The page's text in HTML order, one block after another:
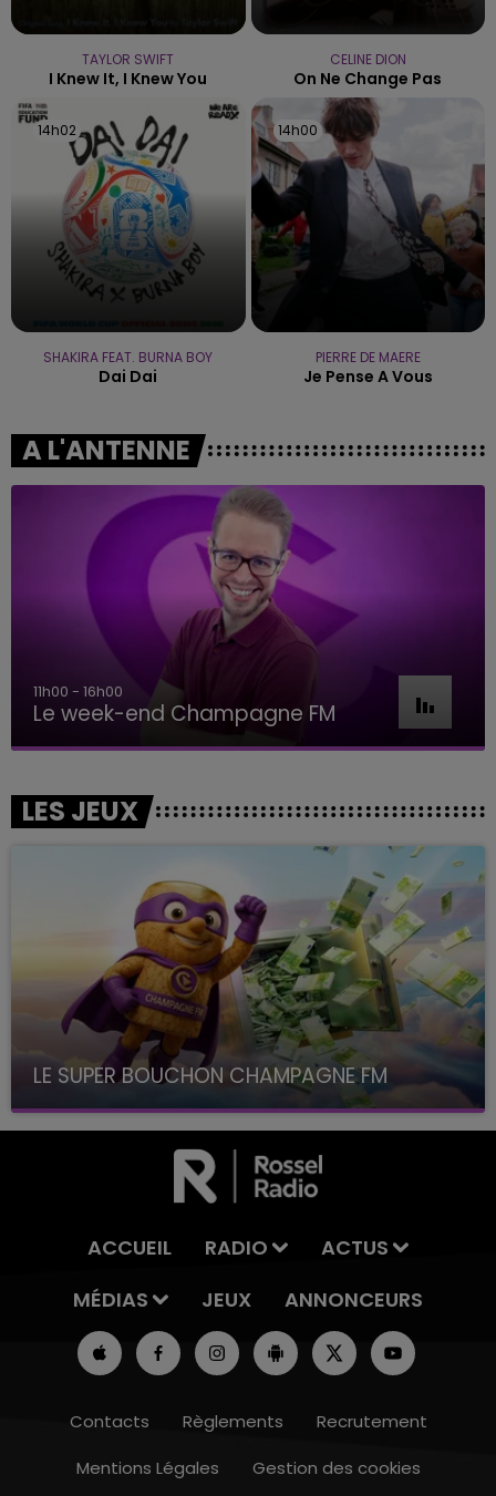
TAYLOR SWIFT
I Knew It, I Knew You
CELINE DION
On Ne Change Pas
14h02
14h02
SHAKIRA FEAT. BURNA BOY
Dai Dai
14h00
14h00
PIERRE DE MAERE
Je Pense A Vous
A L'ANTENNE
11h00 - 16h00
Le week-end Champagne FM
LES JEUX
LE SUPER BOUCHON CHAMPAGNE FM
avec La Famille Champagne FM, à 8H10
ACCUEIL RADIO
ACTUS
MÉDIAS
JEUX ANNONCEURS
Contacts Règlements
Recrutement
Mentions Légales
Gestion des cookies